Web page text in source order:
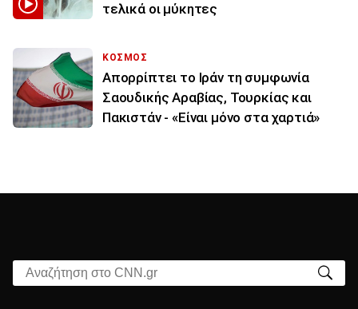
τελικά οι μύκητες
ΚΟΣΜΟΣ
Απορρίπτει το Ιράν τη συμφωνία
Σαουδικής Αραβίας, Τουρκίας και
Πακιστάν - «Είναι μόνο στα χαρτιά»
Αναζήτηση στο CNN.gr